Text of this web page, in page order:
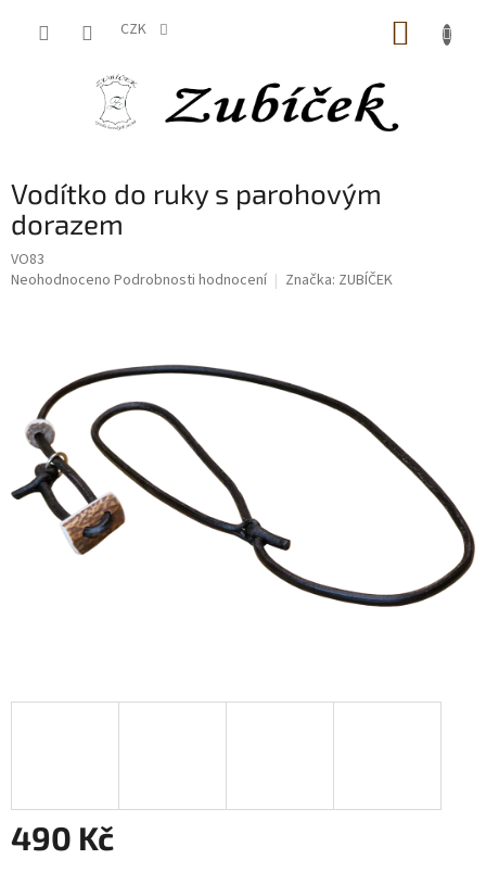
CZK
Vodítko do ruky s parohovým
dorazem
VO83
Průměrné
hvězdiček.
Neohodnoceno Podrobnosti hodnocení Značka: ZUBÍČEK
490 Kč